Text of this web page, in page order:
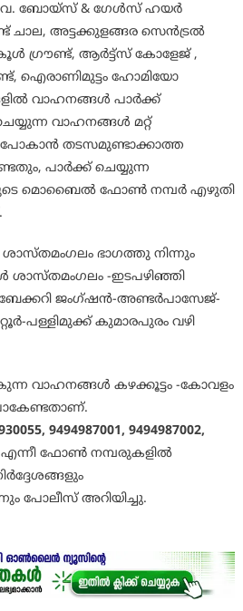
ബോയ്സ് & ഗേൾസ് ഹയർ
ചാല, അട്ടക്കുളങ്ങര സെൻട്രൽ
ഗ്രൗണ്ട്, ആർട്ട്സ് കോളേജ് ,
ഐരാണിമുട്ടം ഹോമിയോ
വാഹനങ്ങൾ പാർക്ക്
വാഹനങ്ങൾ മറ്റ്
പോകാൻ തടസമുണ്ടാക്കാത്ത
പാർക്ക് ചെയ്യുന്ന
മൊബൈൽ ഫോൺ നമ്പർ എഴുതി
ഭാഗത്തു നിന്നും
-ഇടപഴിഞ്ഞി
ജംഗ്ഷൻ-അണ്ടർപാസേജ്-
പള്ളിമുക്ക് കുമാരപുരം വഴി
വാഹനങ്ങൾ കഴക്കൂട്ടം -കോവളം
9494987001, 9494987002,
ഫോൺ നമ്പരുകളിൽ
പോലീസ് അറിയിച്ചു.